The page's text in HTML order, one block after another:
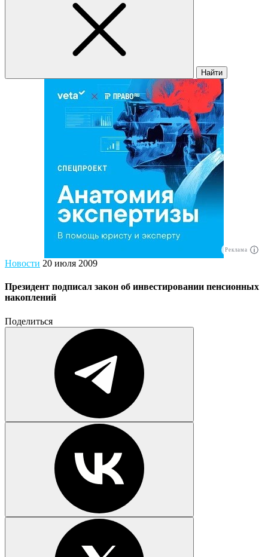
Найти
Реклама
Новости 20 июля 2009
Президент подписал закон об инвестировании пенсионных
накоплений
Поделиться